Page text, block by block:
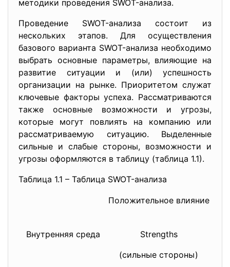
методики проведения SWOT-анализа.
Проведение SWOT-анализа состоит из
нескольких этапов. Для осуществления
базового варианта SWOT-анализа необходимо
выбрать основные параметры, влияющие на
развитие ситуации и (или) успешность
организации на рынке. Приоритетом служат
ключевые факторы успеха. Рассматриваются
также основные возможности и угрозы,
которые могут повлиять на компанию или
рассматриваемую ситуацию. Выделенные
сильные и слабые стороны, возможности и
угрозы оформляются в таблицу (таблица 1.1).
Таблица 1.1 – Таблица SWOT-анализа
Положительное влияние
Внутренняя среда
Strengths
(сильные стороны)